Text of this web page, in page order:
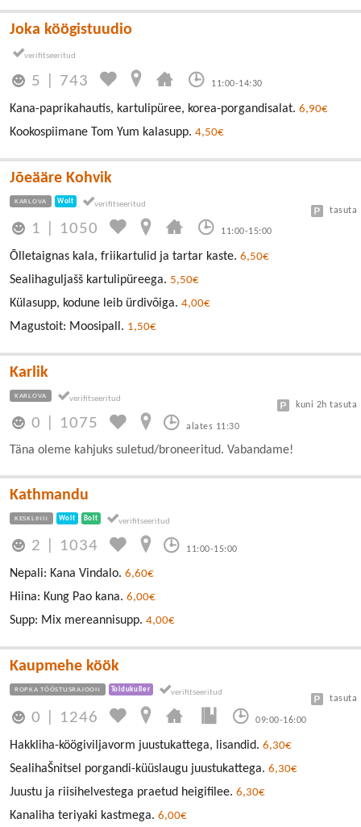
Joka köögistuudio
5 743 11:00-14:30
Kana-paprikahautis, kartulipüree, korea-porgandisalat. 6,90€
Kookospiimane Tom Yum kalasupp. 4,50€
Jõeääre Kohvik
KARLOVA Wolt
1 1050 11:00-15:00
tasuta
Õlletaignas kala, friikartulid ja tartar kaste. 6,50€
Sealihaguljašš kartulipüreega. 5,50€
Külasupp, kodune leib ürdivõiga. 4,00€
Magustoit: Moosipall. 1,50€
Karlik
KARLOVA
0 1075 alates 11:30
kuni 2h tasuta
Täna oleme kahjuks suletud/broneeritud. Vabandame!
Kathmandu
KESKLINN Wolt Bolt
2 1034 11:00-15:00
Nepali: Kana Vindalo. 6,60€
Hiina: Kung Pao kana. 6,00€
Supp: Mix mereannisupp. 4,00€
Kaupmehe köök
ROPKA TÖÖSTUSRAJOON Toidukuller
0 1246 09:00-16:00
tasuta
Hakkliha-köögiviljavorm juustukattega, lisandid. 6,30€
SealihaŠnitsel porgandi-küüslaugu juustukattega. 6,30€
Juustu ja riisihelvestega praetud heigifilee. 6,30€
Kanaliha teriyaki kastmega. 6,00€